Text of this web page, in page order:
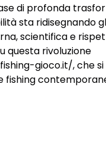
di profonda
sta ridisegnando
scientifica e
questa rivoluzione
gioco.it/, che
fishing